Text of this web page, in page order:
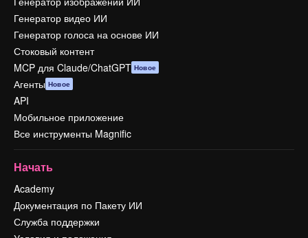
Генератор видео ИИ
Генератор голоса на основе ИИ
Стоковый контент
MCP для Claude/ChatGPT Новое
Агенты Новое
API
Мобильное приложение
Все инструменты Magnific
Начать
Academy
Документация по Пакету ИИ
Служба поддержки